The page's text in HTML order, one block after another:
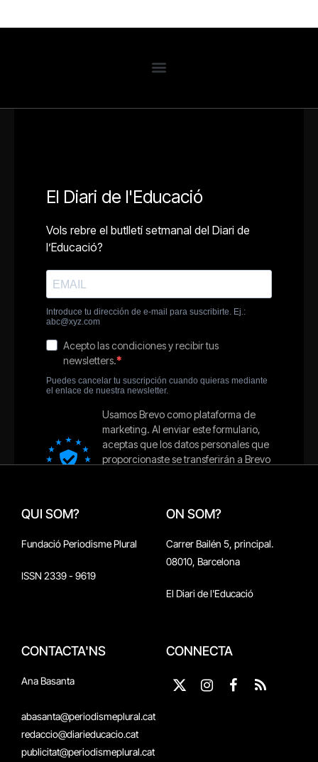
QUI SOM?
Fundació Periodisme Plural
ISSN 2339 - 9619
ON SOM?
Carrer Bailén 5, principal.
08010, Barcelona
El Diari de l'Educació
CONTACTA'NS
Ana Basanta
abasanta@periodismeplural.cat
redaccio@diarieducacio.cat
publicitat@periodismeplural.cat
CONNECTA
X
Instagram
Facebook
RSS